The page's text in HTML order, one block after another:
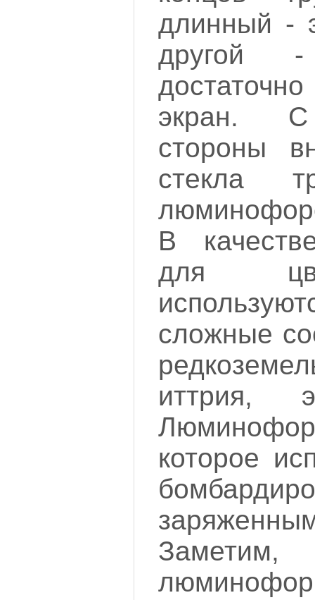
длинный -
другой
экран. С
стороны
стекла
В
для
сложные
иттрия,
которое